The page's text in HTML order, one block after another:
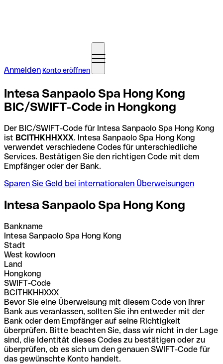
Anmelden Konto eröffnen
Intesa Sanpaolo Spa Hong Kong
BIC/SWIFT-Code in Hongkong
Der BIC/SWIFT-Code für Intesa Sanpaolo Spa Hong Kong
ist BCITHKHHXXX. Intesa Sanpaolo Spa Hong Kong
verwendet verschiedene Codes für unterschiedliche
Services. Bestätigen Sie den richtigen Code mit dem
Empfänger oder der Bank.
Sparen Sie Geld bei internationalen Überweisungen
Intesa Sanpaolo Spa Hong Kong
Bankname
Intesa Sanpaolo Spa Hong Kong
Stadt
West kowloon
Land
Hongkong
SWIFT-Code
BCITHKHHXXX
Bevor Sie eine Überweisung mit diesem Code von Ihrer
Bank aus veranlassen, sollten Sie ihn entweder mit der
Bank oder dem Empfänger auf seine Richtigkeit
überprüfen. Bitte beachten Sie, dass wir nicht in der Lage
sind, die Identität dieses Codes zu bestätigen oder zu
überprüfen, ob es sich um den genauen SWIFT-Code für
das gewünschte Konto handelt.